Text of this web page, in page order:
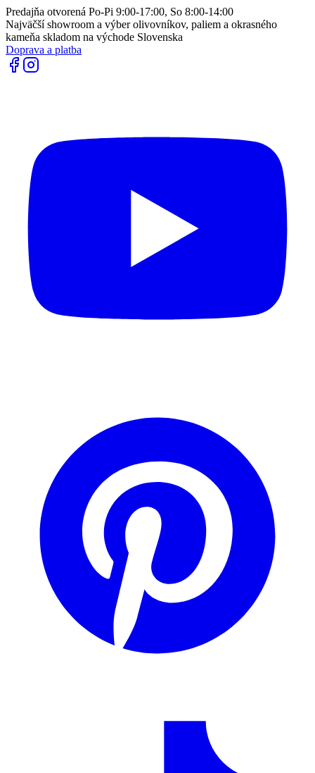
Predajňa otvorená Po-Pi 9:00-17:00, So 8:00-14:00
Najväčší showroom a výber olivovníkov, paliem a okrasného
kameňa skladom na východe Slovenska
Doprava a platba